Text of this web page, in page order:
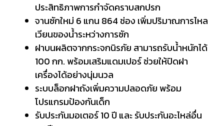
ประสิทธิภาพการกำจัดคราบสกปรก
จานซักใหม่ 6 แกน 864 ช่อง เพิ่มปริมาณการไหล
เวียนของน้ำระหว่างการซัก
ฝาบนผลิตจากกระจกนิรภัย สามารถรับน้ำหนักได้
100 กก. พร้อมเสริมแดมเปอร์ ช่วยให้ปิดฝา
เครื่องได้อย่างนุ่มนวล
ระบบล็อกฝาถังเพิ่มความปลอดภัย พร้อม
โปรแกรมป้องกันเด็ก
รับประกันมอเตอร์ 10 ปี และ รับประกันอะไหล่อื่น